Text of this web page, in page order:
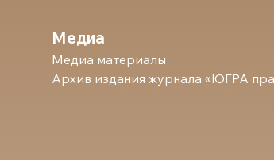
Медиа
Медиа материалы
Архив издания журнала «ЮГРА